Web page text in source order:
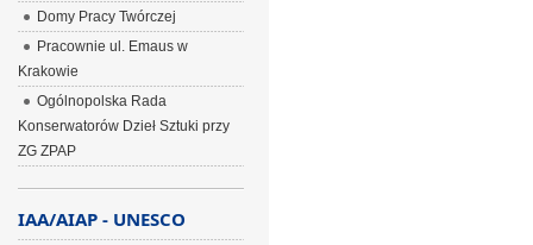
Domy Pracy Twórczej
Pracownie ul. Emaus w
Krakowie
Ogólnopolska Rada
Konserwatorów Dzieł Sztuki przy
ZG ZPAP
IAA/AIAP - UNESCO